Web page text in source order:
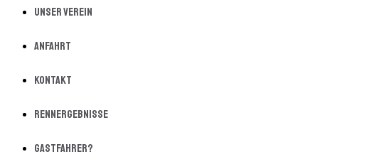
Unser Verein
Anfahrt
Kontakt
Rennergebnisse
Gastfahrer?